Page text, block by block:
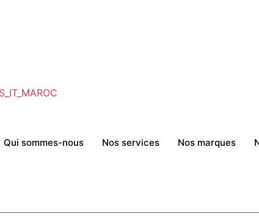
Qui sommes-nous Nos services Nos marques